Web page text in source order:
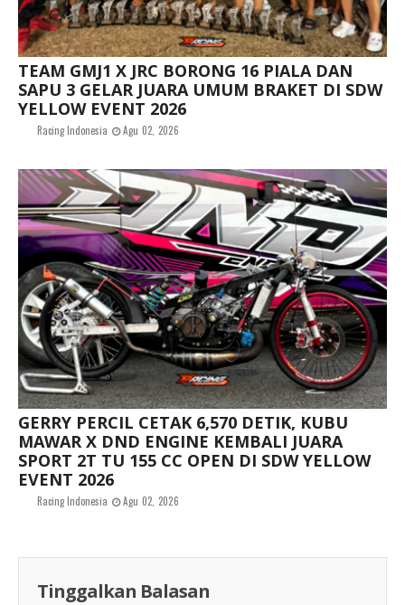
TEAM GMJ1 X JRC BORONG 16 PIALA DAN
SAPU 3 GELAR JUARA UMUM BRAKET DI SDW
YELLOW EVENT 2026
Racing Indonesia Agu 02, 2026
GERRY PERCIL CETAK 6,570 DETIK, KUBU
MAWAR X DND ENGINE KEMBALI JUARA
SPORT 2T TU 155 CC OPEN DI SDW YELLOW
EVENT 2026
Racing Indonesia Agu 02, 2026
Tinggalkan Balasan